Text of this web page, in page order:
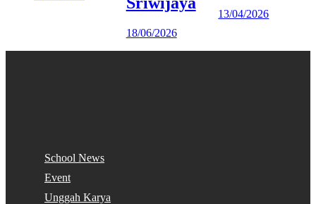
18/06/2026
13/04/2026
School News
Event
Unggah Karya